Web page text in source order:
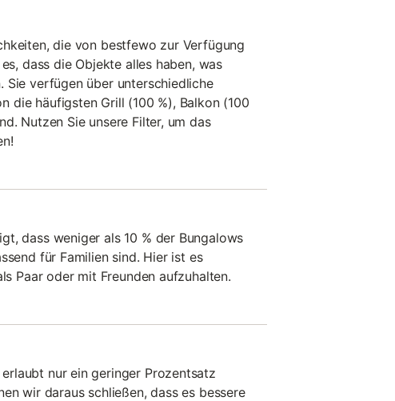
die von bestfewo zur Verfügung
dass die Objekte alles haben, was
Sie verfügen über unterschiedliche
die häufigsten Grill (100 %), Balkon (100
Nutzen Sie unsere Filter, um das
dass weniger als 10 % der Bungalows
für Familien sind. Hier ist es
Paar oder mit Freunden aufzuhalten.
nur ein geringer Prozentsatz
wir daraus schließen, dass es bessere